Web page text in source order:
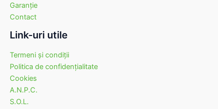
Garanţie
Contact
Link-uri utile
Termeni şi condiţii
Politica de confidenţialitate
Cookies
A.N.P.C.
S.O.L.